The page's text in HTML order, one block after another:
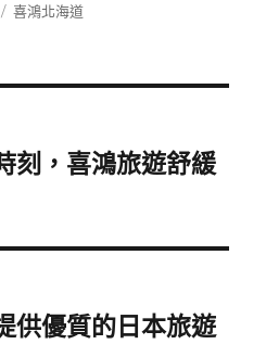
分
喜鴻北海道
刻，喜鴻旅遊舒緩
供優質的日本旅遊